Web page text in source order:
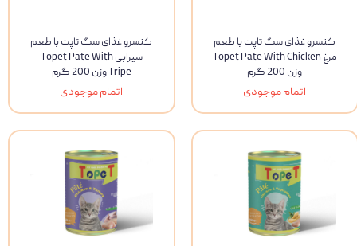
کنسرو غذای سگ تاپت با طعم
مرغ Topet Pate With Chicken
وزن 200 گرم
اتمام موجودی
کنسرو غذای سگ تاپت با طعم
سیرابی Topet Pate With
Tripe وزن 200 گرم
اتمام موجودی